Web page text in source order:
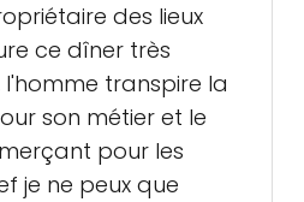
des lieux
ce dîner très
transpire la
son métier et le
pour les
je ne peux que